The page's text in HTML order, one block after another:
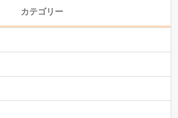
カテゴリー